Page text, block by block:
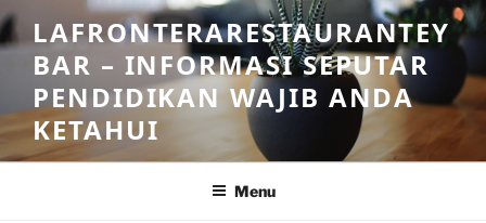
Skip
to
content
LAFRONTERARESTAURANTEY
BAR – INFORMASI SEPUTAR
PENDIDIKAN WAJIB ANDA
KETAHUI
Menu